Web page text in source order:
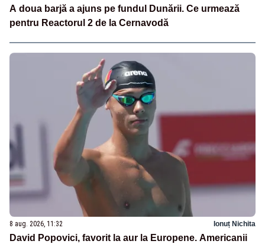
A doua barjă a ajuns pe fundul Dunării. Ce urmează
pentru Reactorul 2 de la Cernavodă
8 aug. 2026, 11:32 Ionuț Nichita
David Popovici, favorit la aur la Europene. Americanii